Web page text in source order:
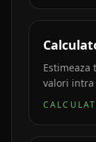
Estimeaza
valori